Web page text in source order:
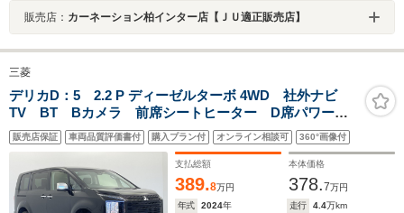
販売店： カーネーション柏インター店【ＪＵ適正販売店】
三菱
デリカD：5 2.2 P ディーゼルターボ 4WD 社外ナビ
TV BT Bカメラ 前席シートヒーター D席パワーシ
ート ETC 両側パワスラ レーダークルーズコントロ
ール レーンキープアシスト パドルシフト ステアリ
ングヒーター 衝突被害軽減システム
販売店保証 車両品質評価書付 購入プラン付 オンライン相談可 360°画像付
支払総額
389.8万円
本体価格
378.7万円
年式
2024年 走行 4.4万km